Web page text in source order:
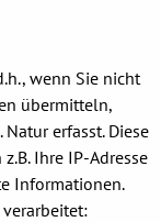
wenn Sie nicht
übermitteln,
erfasst. Diese
Ihre IP-Adresse
Informationen.